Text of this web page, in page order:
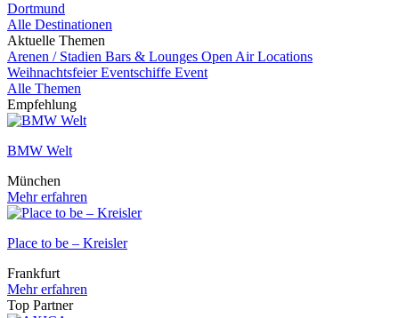
Dortmund
Alle Destinationen
Aktuelle Themen
Arenen / Stadien Bars & Lounges Open Air Locations
WeihnachtsfeierEventschiffe Event
Alle Themen
Empfehlung
BMW Welt
München
Mehr erfahren
Place to be – Kreisler
Frankfurt
Mehr erfahren
Top Partner